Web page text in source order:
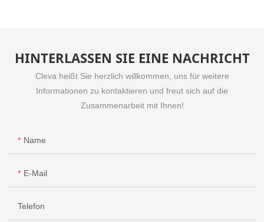
HINTERLASSEN SIE EINE NACHRICHT
Cleva heißt Sie herzlich willkommen, uns für weitere
Informationen zu kontaktieren und freut sich auf die
Zusammenarbeit mit Ihnen!
Name
E-Mail
Telefon